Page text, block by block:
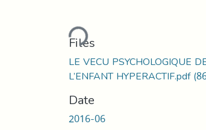
Loading...
Files
LE VECU PSYCHOLOGIQUE
L’ENFANT HYPERACTIF.pdf
Date
2016-06